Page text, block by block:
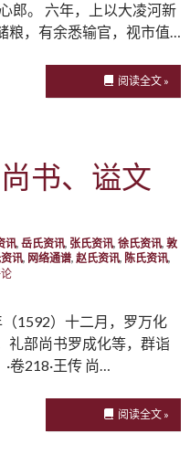
郎。 六年，上以大凌河新
粮，有余悉输官，视市值…
阅读全文 »
书、谥文
讯, 岳氏资讯, 张氏资讯, 徐氏资讯, 敦
讯, 网络通谱, 赵氏资讯, 陈氏资讯,
1592）十二月，罗万化
礼部尚书罗成化等，群诣
卷218·王传 尚…
阅读全文 »